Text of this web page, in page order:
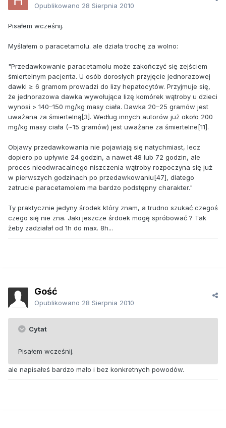
Opublikowano 28 Sierpnia 2010
Pisałem wcześnij.
Myślałem o paracetamolu. ale działa trochę za wolno:
"Przedawkowanie paracetamolu może zakończyć się zejściem
śmiertelnym pacjenta. U osób dorosłych przyjęcie jednorazowej
dawki ≥ 6 gramom prowadzi do lizy hepatocytów. Przyjmuje się,
że jednorazowa dawka wywołująca lizę komórek wątroby u dzieci
wynosi > 140–150 mg/kg masy ciała. Dawka 20–25 gramów jest
uważana za śmiertelną[3]. Według innych autorów już około 200
mg/kg masy ciała (~15 gramów) jest uważane za śmiertelne[11].
Objawy przedawkowania nie pojawiają się natychmiast, lecz
dopiero po upływie 24 godzin, a nawet 48 lub 72 godzin, ale
proces nieodwracalnego niszczenia wątroby rozpoczyna się już
w pierwszych godzinach po przedawkowaniu[47], dlatego
zatrucie paracetamolem ma bardzo podstępny charakter."
Ty praktycznie jedyny środek który znam, a trudno szukać czegoś
czego się nie zna. Jaki jeszcze śrdoek mogę spróbować ? Tak
żeby zadziałał od 1h do max. 8h...
Gość
Opublikowano 28 Sierpnia 2010
Cytat
Pisałem wcześnij.
ale napisałeś bardzo mało i bez konkretnych powodów.